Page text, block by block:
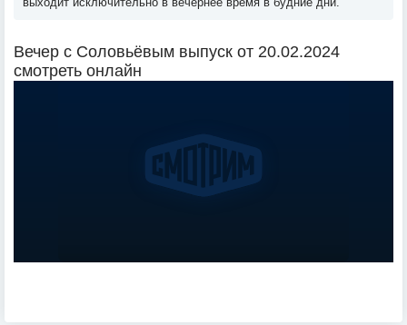
Вечер с Соловьёвым выпуск от 20.02.2024
смотреть онлайн